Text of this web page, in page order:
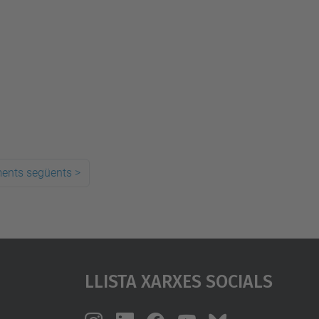
següents >
Llista Xarxes Socials